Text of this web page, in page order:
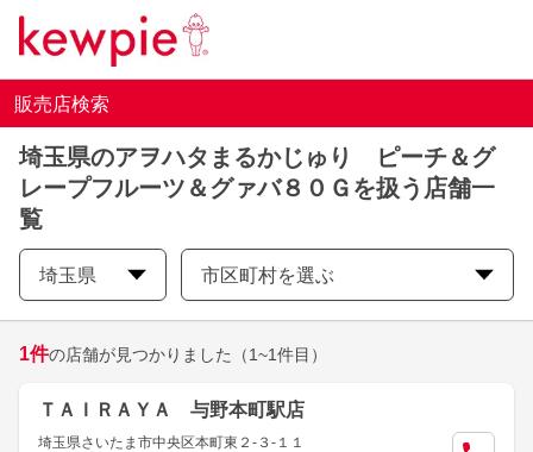
販売店検索
埼玉県のアヲハタまるかじゅり ピーチ＆グ
レープフルーツ＆グァバ８０Ｇを扱う店舗一
覧
埼玉県 市区町村を選ぶ
1件の店舗が見つかりました （1~1件目）
ＴＡＩＲＡＹＡ 与野本町駅店
埼玉県さいたま市中央区本町東２-３-１１